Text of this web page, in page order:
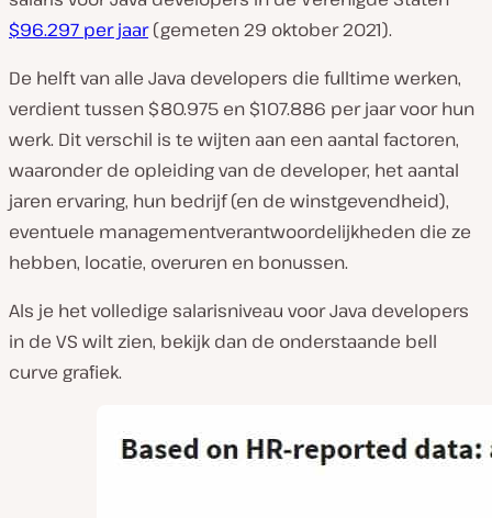
$96.297 per jaar(gemeten 29 oktober 2021).
De helft van alle Java developers die fulltime werken,
verdient tussen $80.975 en $107.886 per jaar voor hun
werk. Dit verschil is te wijten aan een aantal factoren,
waaronder de opleiding van de developer, het aantal
jaren ervaring, hun bedrijf (en de winstgevendheid),
eventuele managementverantwoordelijkheden die ze
hebben, locatie, overuren en bonussen.
Als je het volledige salarisniveau voor Java developers
in de VS wilt zien, bekijk dan de onderstaande bell
curve grafiek.